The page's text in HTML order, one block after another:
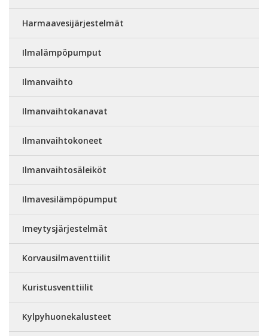
Harmaavesijärjestelmät
Ilmalämpöpumput
Ilmanvaihto
Ilmanvaihtokanavat
Ilmanvaihtokoneet
Ilmanvaihtosäleiköt
Ilmavesilämpöpumput
Imeytysjärjestelmät
Korvausilmaventtiilit
Kuristusventtiilit
Kylpyhuonekalusteet